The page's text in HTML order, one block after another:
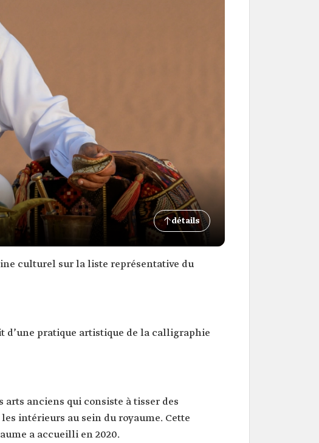
détails
culturel sur la liste représentative du
d’une pratique artistique de la calligraphie
anciens qui consiste à tisser des
intérieurs au sein du royaume. Cette
a accueilli en 2020.